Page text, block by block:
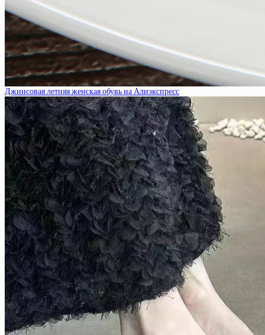
Джинсовая летняя женская обувь на Алиэкспресс